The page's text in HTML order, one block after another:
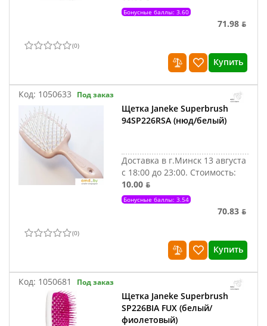
Бонусные баллы: 3.60
71.98 ƃ
(0)
Купить
Код: 1050633 Под заказ
Щетка Janeke Superbrush
94SP226RSA (нюд/белый)
Доставка в г.Минск 13 августа
с 18:00 до 23:00. Стоимость:
10.00 ƃ
Бонусные баллы: 3.54
70.83 ƃ
(0)
Купить
Код: 1050681 Под заказ
Щетка Janeke Superbrush
SP226BIA FUX (белый/
фиолетовый)